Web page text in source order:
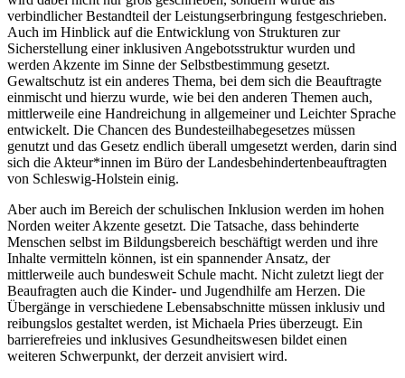
verbindlicher Bestandteil der Leistungserbringung festgeschrieben.
Auch im Hinblick auf die Entwicklung von Strukturen zur
Sicherstellung einer inklusiven Angebotsstruktur wurden und
werden Akzente im Sinne der Selbstbestimmung gesetzt.
Gewaltschutz ist ein anderes Thema, bei dem sich die Beauftragte
einmischt und hierzu wurde, wie bei den anderen Themen auch,
mittlerweile eine Handreichung in allgemeiner und Leichter Sprache
entwickelt. Die Chancen des Bundesteilhabegesetzes müssen
genutzt und das Gesetz endlich überall umgesetzt werden, darin sind
sich die Akteur*innen im Büro der Landesbehindertenbeauftragten
von Schleswig-Holstein einig.
Aber auch im Bereich der schulischen Inklusion werden im hohen
Norden weiter Akzente gesetzt. Die Tatsache, dass behinderte
Menschen selbst im Bildungsbereich beschäftigt werden und ihre
Inhalte vermitteln können, ist ein spannender Ansatz, der
mittlerweile auch bundesweit Schule macht. Nicht zuletzt liegt der
Beaufragten auch die Kinder- und Jugendhilfe am Herzen. Die
Übergänge in verschiedene Lebensabschnitte müssen inklusiv und
reibungslos gestaltet werden, ist Michaela Pries überzeugt. Ein
barrierefreies und inklusives Gesundheitswesen bildet einen
weiteren Schwerpunkt, der derzeit anvisiert wird.